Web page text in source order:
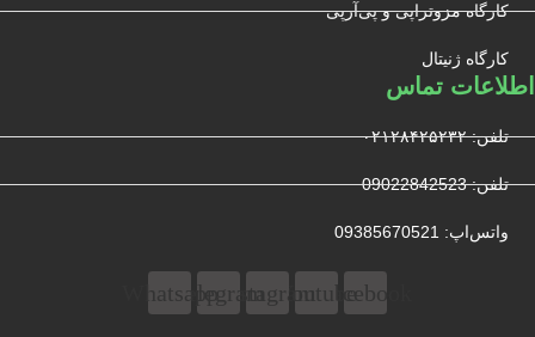
کارگاه مزوتراپی و پی‌آرپی
کارگاه ژنیتال
اطلاعات تماس
تلفن: ۰۲۱۲۸۴۲۵۲۳۲
تلفن: 09022842523
واتس‌‌اپ: 09385670521
Facebook
Youtube
Instagram
Telegram
Whatsapp